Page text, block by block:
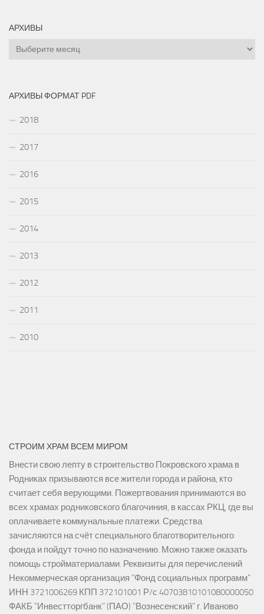
АРХИВЫ
Архивы
АРХИВЫ ФОРМАТ PDF
2018
2017
2016
2015
2014
2013
2012
2011
2010
СТРОИМ ХРАМ ВСЕМ МИРОМ
Внести свою лепту в строительство Покровского храма в
Родниках призываются все жители города и района, кто
считает себя верующими. Пожертвования принимаются во
всех храмах родниковского благочиния, в кассах РКЦ, где вы
оплачиваете коммунальные платежи. Средства
зачисляются на счёт специального благотворительного
фонда и пойдут точно по назначению. Можно также оказать
помощь стройматериалами. Реквизиты для перечислений
Некоммерческая организация "Фонд социальных программ"
ИНН 3721006269 КПП 372101001 Р/с 40703810101080000050
ФАКБ "Инвестторгбанк" (ПАО) "Вознесенский" г. Иваново